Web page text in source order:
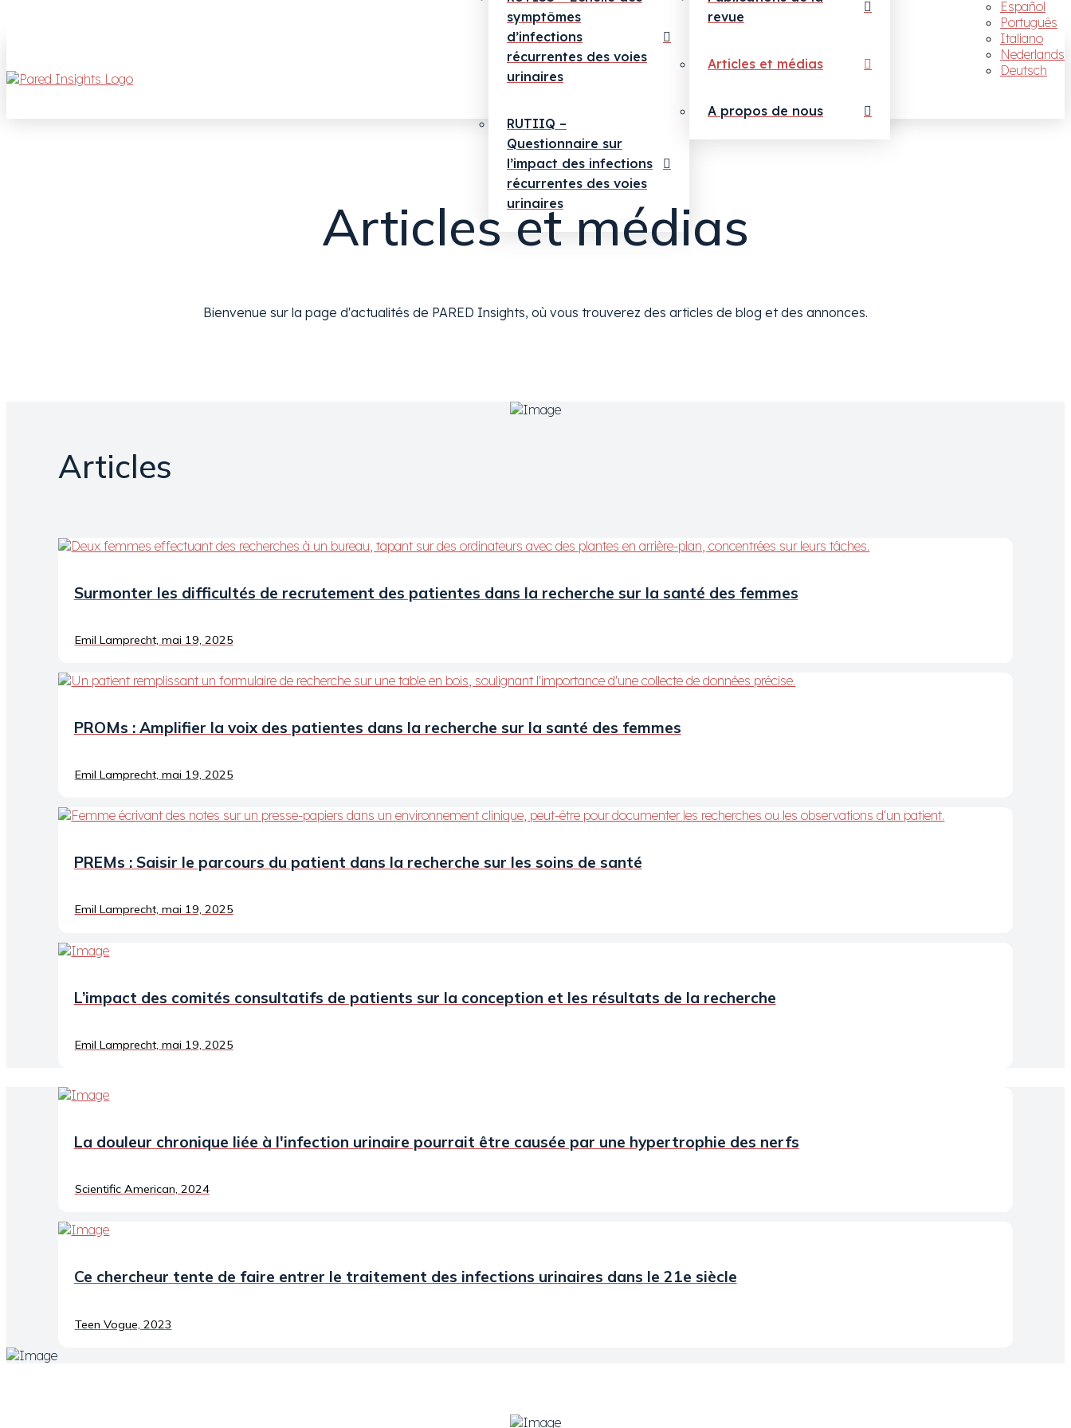
Español
Português
Italiano
Nederlands
Deutsch
symptômes
d’infections
récurrentes des voies
urinaires
RUTIIQ –
Questionnaire sur
l’impact des infections
récurrentes des voies
urinaires
revue
Articles et médias
A propos de nous
Articles et médias
Bienvenue sur la page d'actualités de PARED Insights, où vous trouverez des articles de blog et des annonces.
Articles
Surmonter les difficultés de recrutement des patientes dans la recherche sur la santé des femmes
Emil Lamprecht, mai 19, 2025
PROMs : Amplifier la voix des patientes dans la recherche sur la santé des femmes
Emil Lamprecht, mai 19, 2025
PREMs : Saisir le parcours du patient dans la recherche sur les soins de santé
Emil Lamprecht, mai 19, 2025
L’impact des comités consultatifs de patients sur la conception et les résultats de la recherche
Emil Lamprecht, mai 19, 2025
La douleur chronique liée à l'infection urinaire pourrait être causée par une hypertrophie des nerfs
Scientific American, 2024
Ce chercheur tente de faire entrer le traitement des infections urinaires dans le 21e siècle
Teen Vogue, 2023